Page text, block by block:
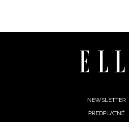
NEWSLETTER
PŘEDPLATNÉ